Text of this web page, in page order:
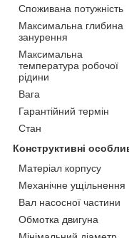
Споживана потужність
Максимальна глибина
занурення
Максимальна
температура робочої
рідини
Вага
Гарантійний термін
Стан
Конструктивні
Матеріал корпусу
Механічне ущільнення
Вал насосної частини
Обмотка двигуна